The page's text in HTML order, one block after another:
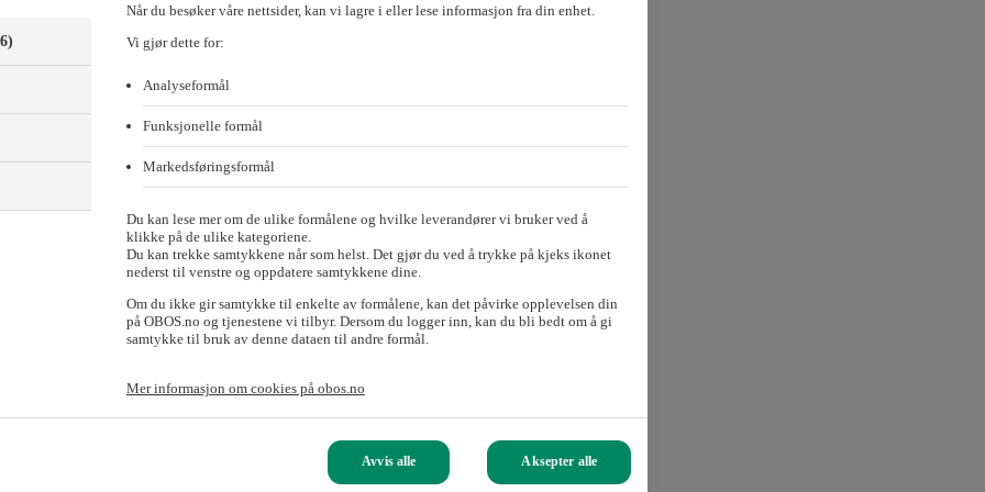
og bygge et lag som leverer på OBOS sine verdier, sier Marius Fossback.
Når du besøker våre nettsider, kan vi lagre i eller lese informasjon fra din enhet.
Vi gjør dette for:
Analyseformål
Funksjonelle formål
Markedsføringsformål
Du kan lese mer om de ulike formålene og hvilke leverandører vi bruker ved å
klikke på de ulike kategoriene.
Du kan trekke samtykkene når som helst. Det gjør du ved å trykke på kjeks ikonet
nederst til venstre og oppdatere samtykkene dine.
Om du ikke gir samtykke til enkelte av formålene, kan det påvirke opplevelsen din
på OBOS.no og tjenestene vi tilbyr. Dersom du logger inn, kan du bli bedt om å gi
samtykke til bruk av denne dataen til andre formål.
Mer informasjon om cookies på obos.no
Avvis alle Aksepter alle